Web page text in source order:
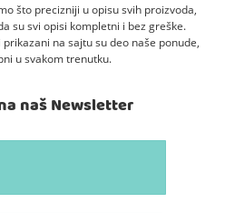
što precizniji u opisu svih proizvoda,
su svi opisi kompletni i bez greške.
na sajtu su deo naše ponude,
u svakom trenutku.
naš Newsletter